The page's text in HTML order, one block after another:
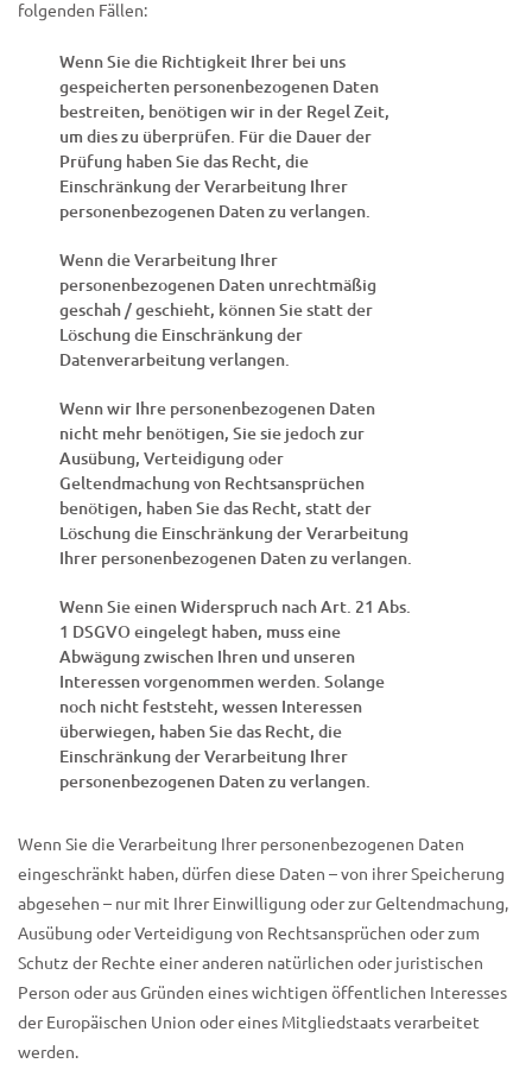
folgenden Fällen:
Wenn Sie die Richtigkeit Ihrer bei uns
gespeicherten personenbezogenen Daten
bestreiten, benötigen wir in der Regel Zeit,
um dies zu überprüfen. Für die Dauer der
Prüfung haben Sie das Recht, die
Einschränkung der Verarbeitung Ihrer
personenbezogenen Daten zu verlangen.
Wenn die Verarbeitung Ihrer
personenbezogenen Daten unrechtmäßig
geschah / geschieht, können Sie statt der
Löschung die Einschränkung der
Datenverarbeitung verlangen.
Wenn wir Ihre personenbezogenen Daten
nicht mehr benötigen, Sie sie jedoch zur
Ausübung, Verteidigung oder
Geltendmachung von Rechtsansprüchen
benötigen, haben Sie das Recht, statt der
Löschung die Einschränkung der Verarbeitung
Ihrer personenbezogenen Daten zu verlangen.
Wenn Sie einen Widerspruch nach Art. 21 Abs.
1 DSGVO eingelegt haben, muss eine
Abwägung zwischen Ihren und unseren
Interessen vorgenommen werden. Solange
noch nicht feststeht, wessen Interessen
überwiegen, haben Sie das Recht, die
Einschränkung der Verarbeitung Ihrer
personenbezogenen Daten zu verlangen.
Wenn Sie die Verarbeitung Ihrer personenbezogenen Daten
eingeschränkt haben, dürfen diese Daten – von ihrer Speicherung
abgesehen – nur mit Ihrer Einwilligung oder zur Geltendmachung,
Ausübung oder Verteidigung von Rechtsansprüchen oder zum
Schutz der Rechte einer anderen natürlichen oder juristischen
Person oder aus Gründen eines wichtigen öffentlichen Interesses
der Europäischen Union oder eines Mitgliedstaats verarbeitet
werden.